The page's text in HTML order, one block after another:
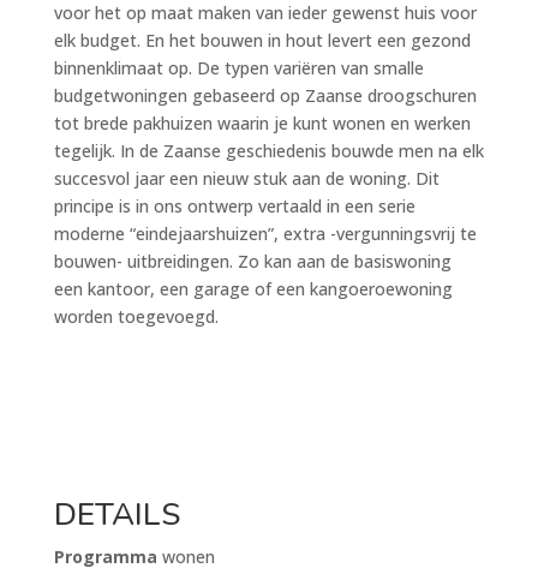
voor het op maat maken van ieder gewenst huis voor
elk budget. En het bouwen in hout levert een gezond
binnenklimaat op. De typen variëren van smalle
budgetwoningen gebaseerd op Zaanse droogschuren
tot brede pakhuizen waarin je kunt wonen en werken
tegelijk. In de Zaanse geschiedenis bouwde men na elk
succesvol jaar een nieuw stuk aan de woning. Dit
principe is in ons ontwerp vertaald in een serie
moderne “eindejaarshuizen”, extra -vergunningsvrij te
bouwen- uitbreidingen. Zo kan aan de basiswoning
een kantoor, een garage of een kangoeroewoning
worden toegevoegd.
DETAILS
Programma wonen